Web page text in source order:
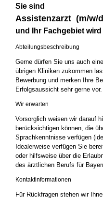
Sie sind
Assistenzarzt (m/w/
und Ihr Fachgebiet
Abteilungsbeschreibung
Gerne dürfen Sie uns auch
übrigen Kliniken zukommen
Bewerbung und merken Ihre
Erfolgsaussicht sehr gerne vor.
Wir erwarten
Vorsorglich weisen wir darauf
berücksichtigen können, die
Sprachkenntnisse verfügen
Idealerweise verfügen Sie
oder hilfsweise über die
des ärztlichen Berufs für
Kontaktinformationen
Für Rückfragen stehen wir